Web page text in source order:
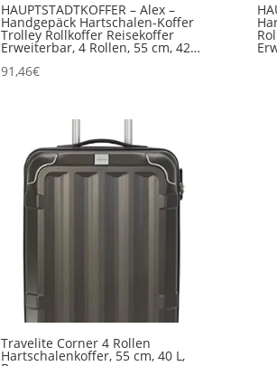
HAUPTSTADTKOFFER – Alex –
Handgepäck Hartschalen-Koffer
Trolley Rollkoffer Reisekoffer
Erweiterbar, 4 Rollen, 55 cm, 42…
91,46€
Travelite Corner 4 Rollen
Hartschalenkoffer, 55 cm, 40 L,